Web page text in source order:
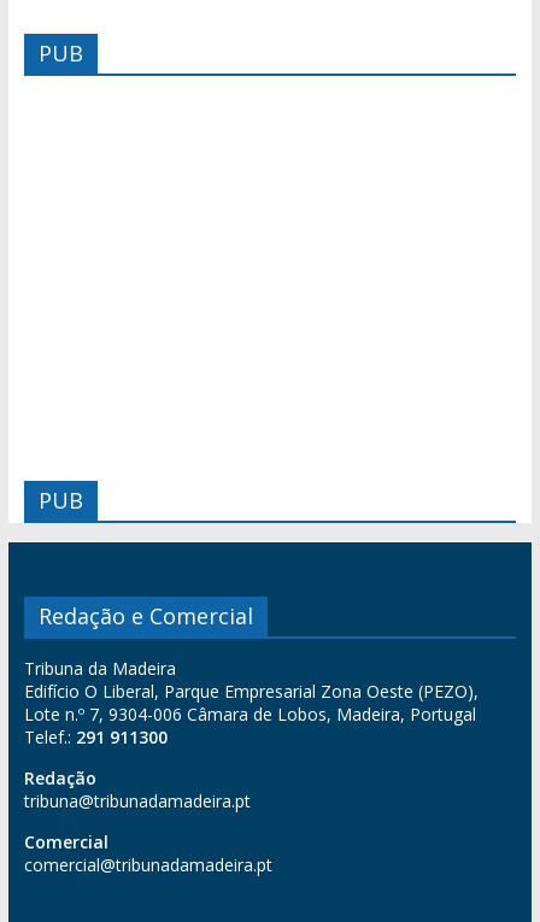
PUB
PUB
Redação e Comercial
Tribuna da Madeira
Edifício O Liberal, Parque Empresarial Zona Oeste (PEZO),
Lote n.º 7, 9304-006 Câmara de Lobos, Madeira, Portugal
Telef.: 291 911300
Redação
tribuna@tribunadamadeira.pt
Comercial
comercial@tribunadamadeira.pt